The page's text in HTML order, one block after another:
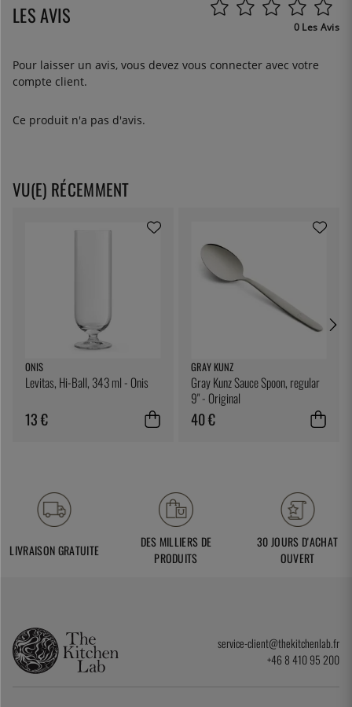
LES AVIS 0 Les Avis
Pour laisser un avis, vous devez vous connecter avec votre
compte client.
Ce produit n'a pas d'avis.
VU(E) RÉCEMMENT
ONIS
Levitas, Hi-Ball, 343 ml - Onis
13 €
GRAY KUNZ
Gray Kunz Sauce Spoon, regular
9" - Original
40 €
LIVRAISON GRATUITE
DES MILLIERS DE
PRODUITS
30 JOURS D'ACHAT
OUVERT
service-client@thekitchenlab.fr
+46 8 410 95 200